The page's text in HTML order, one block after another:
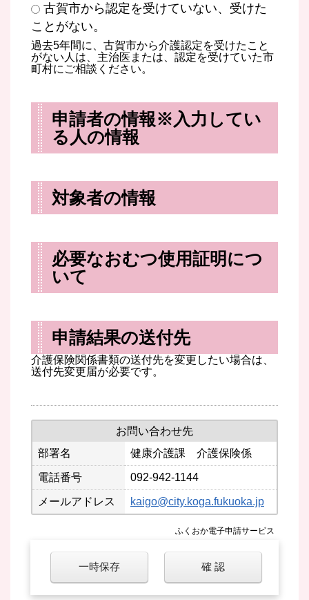
古賀市から認定を受けていない、受けた
ことがない。
過去5年間に、古賀市から介護認定を受けたこと
がない人は、主治医または、認定を受けていた市
町村にご相談ください。
申請者の情報※入力してい
る人の情報
対象者の情報
必要なおむつ使用証明につ
いて
申請結果の送付先
介護保険関係書類の送付先を変更したい場合は、
送付先変更届が必要です。
一時保存 確 認
お問い合わせ先
部署名
健康介護課 介護保険係
電話番号 092-942-1144
メールアドレス kaigo@city.koga.fukuoka.jp
ふくおか電子申請サービス